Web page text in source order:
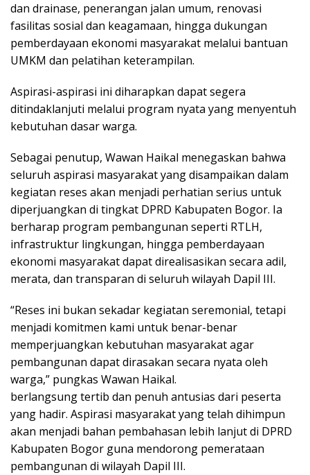
dan drainase, penerangan jalan umum, renovasi
fasilitas sosial dan keagamaan, hingga dukungan
pemberdayaan ekonomi masyarakat melalui bantuan
UMKM dan pelatihan keterampilan.
Aspirasi-aspirasi ini diharapkan dapat segera
ditindaklanjuti melalui program nyata yang menyentuh
kebutuhan dasar warga.
Sebagai penutup, Wawan Haikal menegaskan bahwa
seluruh aspirasi masyarakat yang disampaikan dalam
kegiatan reses akan menjadi perhatian serius untuk
diperjuangkan di tingkat DPRD Kabupaten Bogor. Ia
berharap program pembangunan seperti RTLH,
infrastruktur lingkungan, hingga pemberdayaan
ekonomi masyarakat dapat direalisasikan secara adil,
merata, dan transparan di seluruh wilayah Dapil III.
“Reses ini bukan sekadar kegiatan seremonial, tetapi
menjadi komitmen kami untuk benar-benar
memperjuangkan kebutuhan masyarakat agar
pembangunan dapat dirasakan secara nyata oleh
warga,” pungkas Wawan Haikal.
berlangsung tertib dan penuh antusias dari peserta
yang hadir. Aspirasi masyarakat yang telah dihimpun
akan menjadi bahan pembahasan lebih lanjut di DPRD
Kabupaten Bogor guna mendorong pemerataan
pembangunan di wilayah Dapil III.